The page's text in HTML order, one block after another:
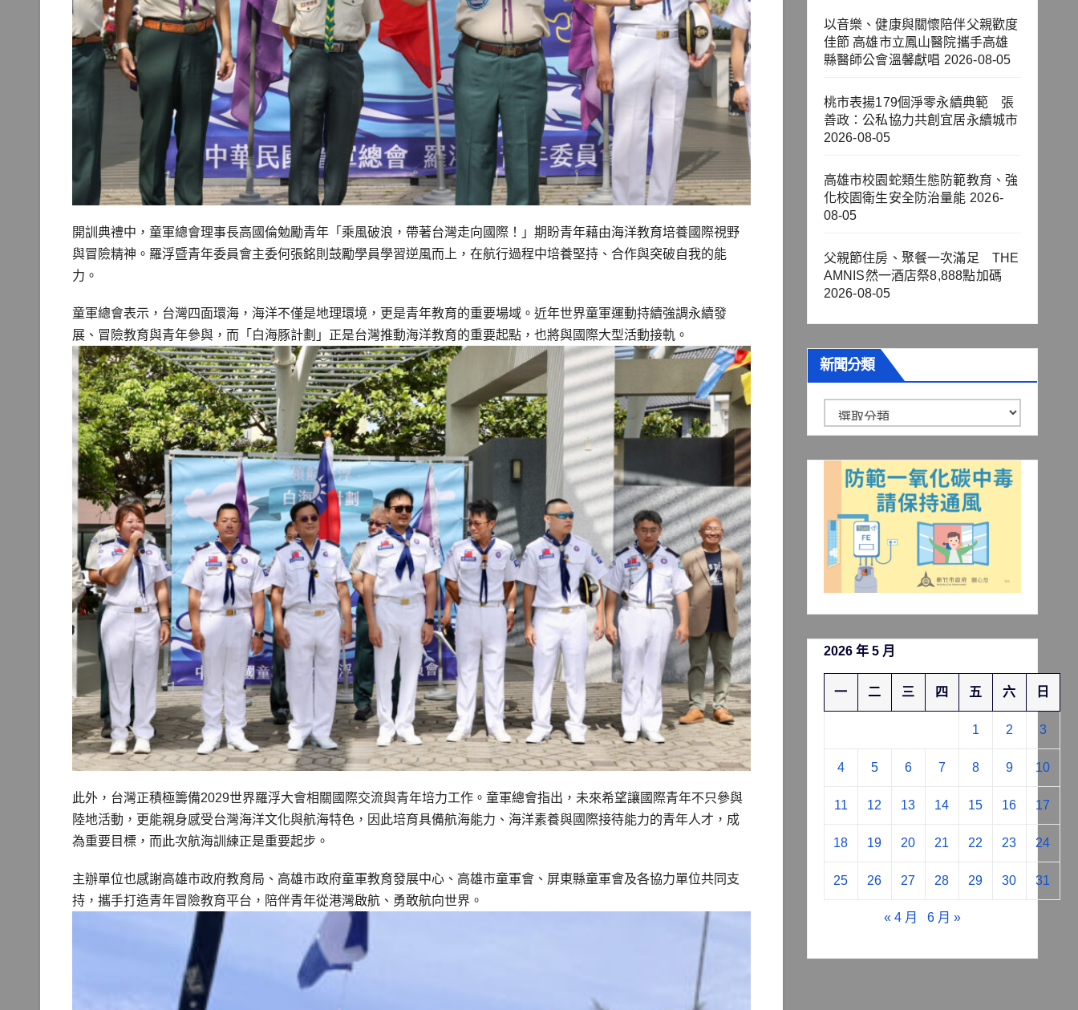
開訓典禮中，童軍總會理事長高國倫勉勵青年「乘風破浪，帶著台灣走向國際！」期盼青年藉由海洋教育培養國際視野
與冒險精神。羅浮暨青年委員會主委何張銘則鼓勵學員學習逆風而上，在航行過程中培養堅持、合作與突破自我的能
力。
童軍總會表示，台灣四面環海，海洋不僅是地理環境，更是青年教育的重要場域。近年世界童軍運動持續強調永續發
展、冒險教育與青年參與，而「白海豚計劃」正是台灣推動海洋教育的重要起點，也將與國際大型活動接軌。
此外，台灣正積極籌備2029世界羅浮大會相關國際交流與青年培力工作。童軍總會指出，未來希望讓國際青年不只參與
陸地活動，更能親身感受台灣海洋文化與航海特色，因此培育具備航海能力、海洋素養與國際接待能力的青年人才，成
為重要目標，而此次航海訓練正是重要起步。
主辦單位也感謝高雄市政府教育局、高雄市政府童軍教育發展中心、高雄市童軍會、屏東縣童軍會及各協力單位共同支
持，攜手打造青年冒險教育平台，陪伴青年從港灣啟航、勇敢航向世界。
以音樂、健康與關懷陪伴父親歡度
佳節 高雄市立鳳山醫院攜手高雄
縣醫師公會溫馨獻唱 2026-08-05
桃市表揚179個淨零永續典範 張
善政：公私協力共創宜居永續城市
2026-08-05
高雄市校園蛇類生態防範教育、強
化校園衛生安全防治量能 2026-
08-05
父親節住房、聚餐一次滿足 THE
AMNIS然一酒店祭8,888點加碼
2026-08-05
新聞分類
聞
分
2026 年 5 月
一 二 三 四 五 六 日
1 2 3
4 5 6 7 8 9 10
11 12 13 14 15 16 17
18 19 20 21 22 23 24
25 26 27 28 29 30 31
« 4 月 6 月 »